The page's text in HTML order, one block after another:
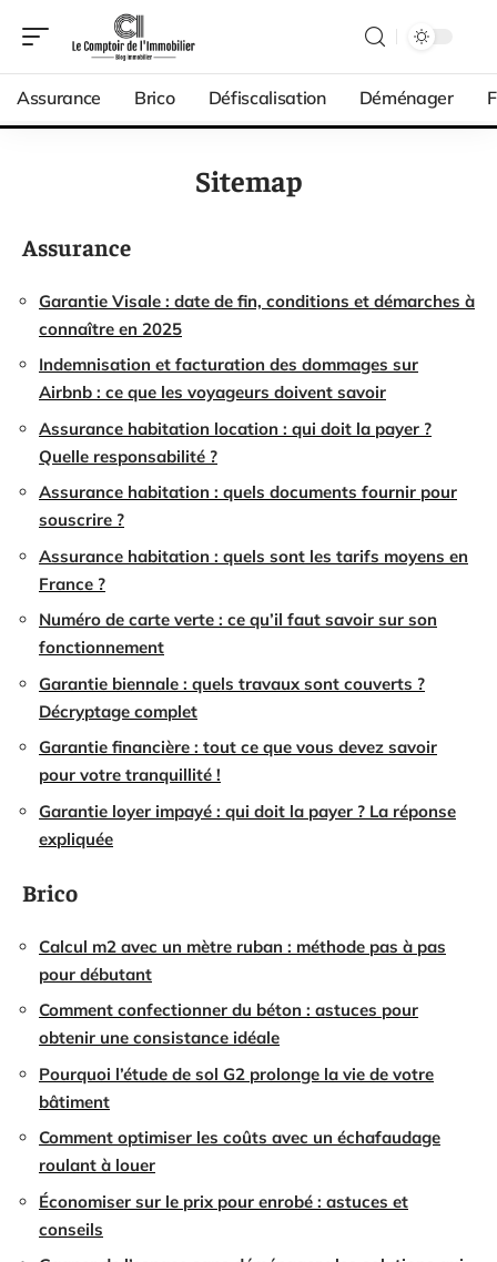
Assurance Brico Défiscalisation Déménager
Sitemap
Assurance
Garantie Visale : date de fin, conditions et démarches à
connaître en 2025
Indemnisation et facturation des dommages sur
Airbnb : ce que les voyageurs doivent savoir
Assurance habitation location : qui doit la payer ?
Quelle responsabilité ?
Assurance habitation : quels documents fournir pour
souscrire ?
Assurance habitation : quels sont les tarifs moyens en
France ?
Numéro de carte verte : ce qu’il faut savoir sur son
fonctionnement
Garantie biennale : quels travaux sont couverts ?
Décryptage complet
Garantie financière : tout ce que vous devez savoir
pour votre tranquillité !
Garantie loyer impayé : qui doit la payer ? La réponse
expliquée
Brico
Calcul m2 avec un mètre ruban : méthode pas à pas
pour débutant
Comment confectionner du béton : astuces pour
obtenir une consistance idéale
Pourquoi l’étude de sol G2 prolonge la vie de votre
bâtiment
Comment optimiser les coûts avec un échafaudage
roulant à louer
Économiser sur le prix pour enrobé : astuces et
conseils